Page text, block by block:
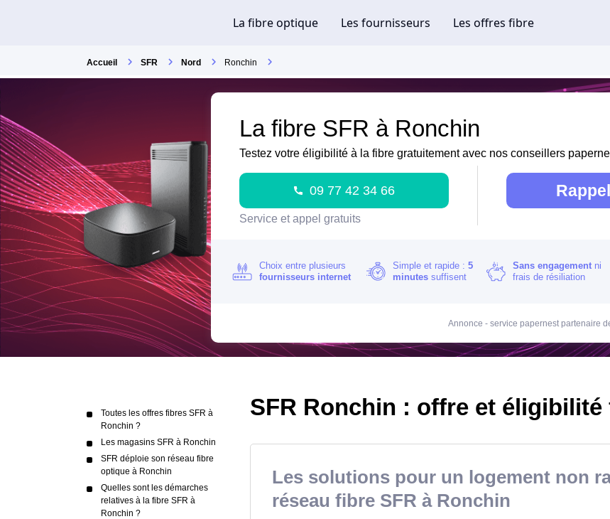
Accueil SFR Nord Ronchin
La fibre SFR à Ronchin
Testez votre éligibilité à la fibre gratuitement avec nos conseillers
09 77 42 34 66
Service et appel gratuits
Choix entre plusieurs
fournisseurs internet
Simple et rapide :5
minutes suffisent
Sans engagement ni
frais de résiliation
Annonce - service papernest partenaire
Toutes les offres fibres SFR à
Ronchin ?
Les magasins SFR à Ronchin
SFR déploie son réseau fibre
optique à Ronchin
Quelles sont les démarches
relatives à la fibre SFR à
Ronchin ?
SFR Ronchin : offre et
Les solutions pour un logement non
réseau fibre SFR à Ronchin